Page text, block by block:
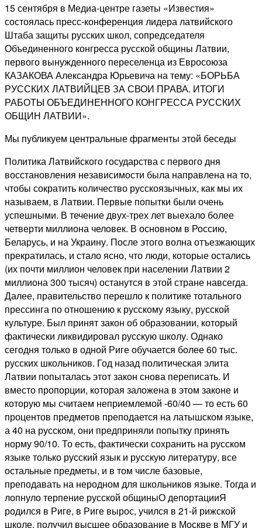
15 сентября в Медиа-центре газеты «Известия»
состоялась пресс-конференция лидера латвийского
Штаба защиты русских школ, сопредседателя
Объединенного конгресса русской общины Латвии,
первого вынужденного переселенца из Евросоюза
КАЗАКОВА Александра Юрьевича на тему: «БОРЬБА
РУССКИХ ЛАТВИЙЦЕВ ЗА СВОИ ПРАВА. ИТОГИ
РАБОТЫ ОБЪЕДИНЕННОГО КОНГРЕССА РУССКИХ
ОБЩИН ЛАТВИИ».
Мы публикуем центральные фрагменты этой беседы
Политика Латвийского государства с первого дня
восстановления независимости была направлена на то,
чтобы сократить количество русскоязычных, как мы их
называем, в Латвии. Первые попытки были очень
успешными. В течение двух-трех лет выехало более
четверти миллиона человек. В основном в Россию,
Беларусь, и на Украину. После этого волна отъезжающих
прекратилась, и стало ясно, что люди, которые остались
(их почти миллион человек при населении Латвии 2
миллиона 300 тысяч) останутся в этой стране навсегда.
Далее, правительство перешло к политике тотального
прессинга по отношению к русскому языку, русской
культуре. Был принят закон об образовании, который
фактически ликвидировал русскую школу. Однако
сегодня только в одной Риге обучается более 60 тыс.
русских школьников. Год назад политическая элита
Латвии попыталась этот закон снова переписать. И
вместо пропорции, которая заложена в этом законе и
которую мы считаем неприемлемой -60/40 — то есть 60
процентов предметов преподается на латышском языке,
а 40 на русском, они предприняли попытку принять
норму 90/10. То есть, фактически сохранить на русском
языке только русский язык и русскую литературу, все
остальные предметы, и в том числе базовые,
преподавать на неродном для школьников языке. Тогда и
лопнуло терпение русской общиныО депортацииЯ
родился в Риге, в Риге вырос, учился в 21-й рижской
школе, получил высшее образование в Москве в МГУ и